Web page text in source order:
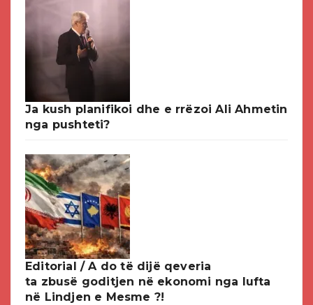
Ja kush planifikoi dhe e rrëzoi Ali Ahmetin
nga pushteti?
Editorial / A do të dijë qeveria
ta zbusë goditjen në ekonomi nga lufta
në Lindjen e Mesme ?!